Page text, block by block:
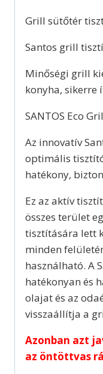
Grill sütőtér
Santos grill
Minőségi grill
konyha, sikerre
SANTOS Eco
Az innovatív
optimális
hatékony,
Ez az aktív
összes terület
tisztítására lett
minden
használható. A
hatékonyan és
olajat és az
visszaállítja a
Azonban azt
az öntöttvas